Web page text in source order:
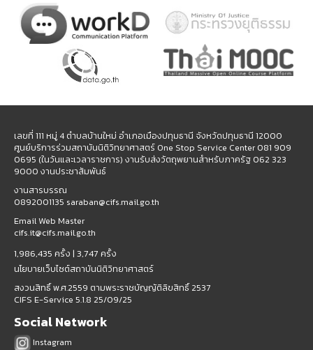
เลขที่ 111 หมู่ 4 ตำบลบ้านใหม่ อำเภอเมืองปทุมธานี จังหวัดปทุมธานี 12000
ศูนย์บริการร่วมสถาบันนิติวิทยาศาสตร์ One Stop Service Center 081 909
0695 (ในวันและเวลาราชการ) งานรับส่งวัตถุพยานสำหรับภาครัฐ 062 323
9000 งานประชาสัมพันธ์
งานสารบรรณ
0892001135 saraban@cifs.mail.go.th
Email Web Master
cifs.it@cifs.mail.go.th
1,986,435 ครั้ง | 3,747 ครั้ง
นโยบายเว็บไซต์สถาบันนิติวิทยาศาสตร์
สงวนสิทธิ์ พ.ศ.2559 ตามพระราชบัญญัติลิขสิทธิ์ 2537
CIFS E-Service 5.1.8 25/09/25
Social Network
Instagram